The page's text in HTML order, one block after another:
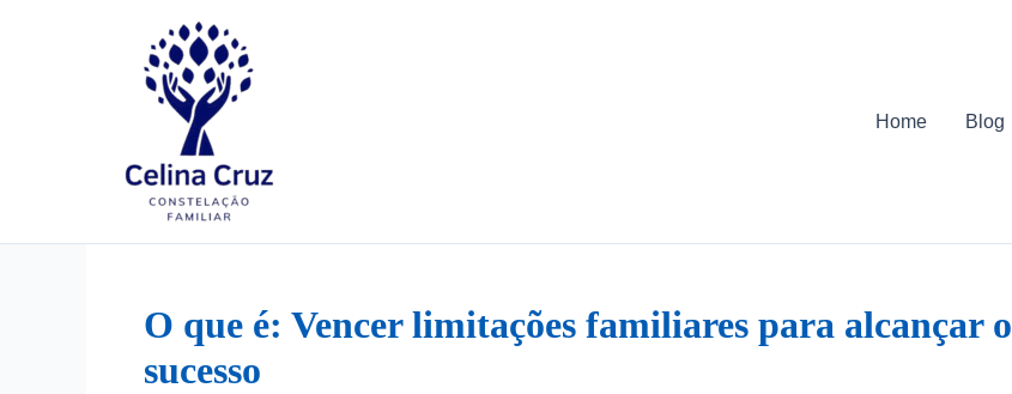
Home Blog
O que é: Vencer limitações familiares para alcançar o
sucesso